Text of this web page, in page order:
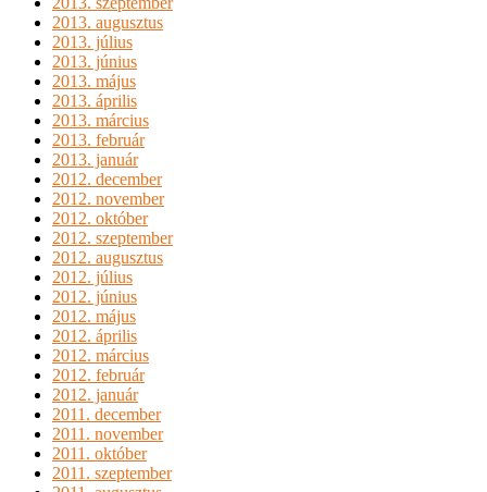
2013. augusztus
2013. július
2013. június
2013. május
2013. április
2013. március
2013. február
2013. január
2012. december
2012. november
2012. október
2012. szeptember
2012. augusztus
2012. július
2012. június
2012. május
2012. április
2012. március
2012. február
2012. január
2011. december
2011. november
2011. október
2011. szeptember